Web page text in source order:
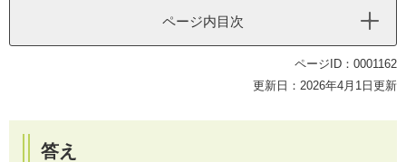
ページ内目次
ページID：0001162
更新日：2026年4月1日更新
答え